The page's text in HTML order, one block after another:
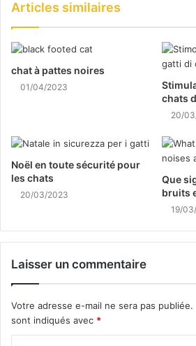
Articles similaires
chat à pattes noires
01/04/2023
chats
20/
Noël en toute sécurité pour
les chats
20/03/2023
Que
bruits
19/
Laisser un commentaire
Votre adresse e-mail ne sera pas publiée.
sont indiqués avec *